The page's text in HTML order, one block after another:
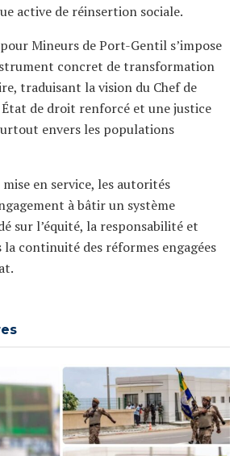
active de réinsertion sociale.
Mineurs de Port-Gentil s’impose
concret de transformation
traduisant la vision du Chef de
de droit renforcé et une justice
envers les populations
en service, les autorités
à bâtir un système
sur l’équité, la responsabilité et
la continuité des réformes engagées